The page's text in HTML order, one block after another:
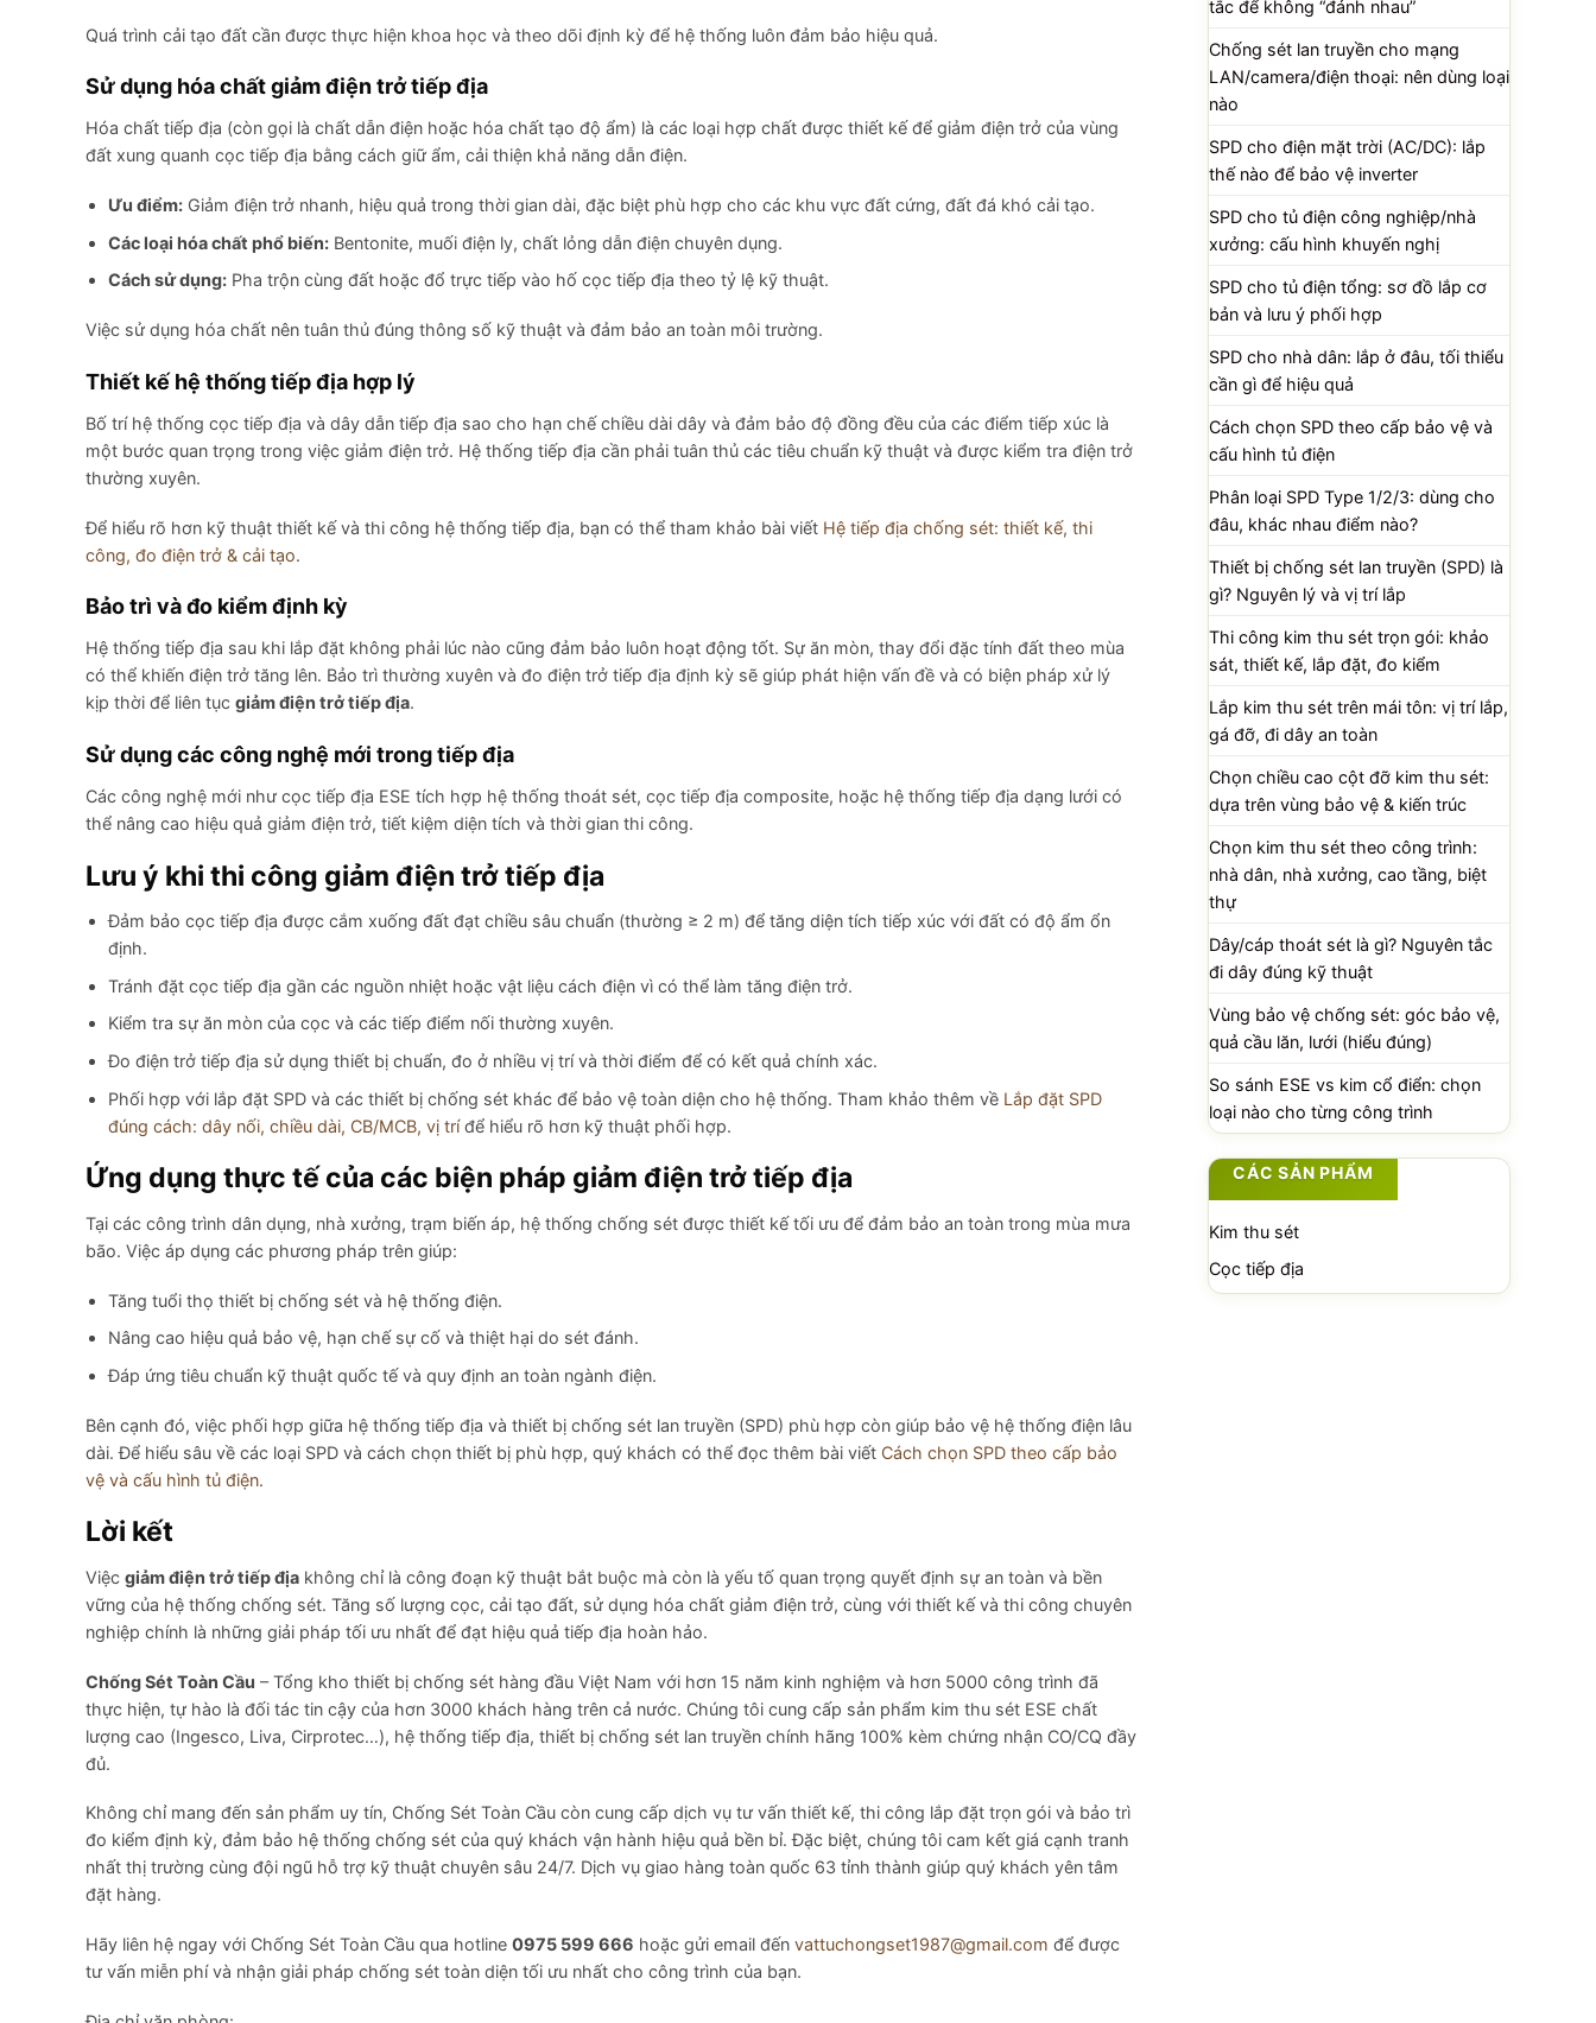
Quá trình cải tạo đất cần được thực hiện khoa học và theo dõi định kỳ để hệ thống luôn đảm bảo hiệu quả.
Sử dụng hóa chất giảm điện trở tiếp địa
Hóa chất tiếp địa (còn gọi là chất dẫn điện hoặc hóa chất tạo độ ẩm) là các loại hợp chất được thiết kế để giảm điện trở của vùng
đất xung quanh cọc tiếp địa bằng cách giữ ẩm, cải thiện khả năng dẫn điện.
Ưu điểm:Giảm điện trở nhanh, hiệu quả trong thời gian dài, đặc biệt phù hợp cho các khu vực đất cứng, đất đá khó cải tạo.
Các loại hóa chất phổ biến:Bentonite, muối điện ly, chất lỏng dẫn điện chuyên dụng.
Cách sử dụng:Pha trộn cùng đất hoặc đổ trực tiếp vào hố cọc tiếp địa theo tỷ lệ kỹ thuật.
Việc sử dụng hóa chất nên tuân thủ đúng thông số kỹ thuật và đảm bảo an toàn môi trường.
Thiết kế hệ thống tiếp địa hợp lý
Bố trí hệ thống cọc tiếp địa và dây dẫn tiếp địa sao cho hạn chế chiều dài dây và đảm bảo độ đồng đều của các điểm tiếp xúc là
một bước quan trọng trong việc giảm điện trở. Hệ thống tiếp địa cần phải tuân thủ các tiêu chuẩn kỹ thuật và được kiểm tra điện trở
thường xuyên.
Để hiểu rõ hơn kỹ thuật thiết kế và thi công hệ thống tiếp địa, bạn có thể tham khảo bài viết Hệ tiếp địa chống sét: thiết kế, thi
công, đo điện trở & cải tạo.
Bảo trì và đo kiểm định kỳ
Hệ thống tiếp địa sau khi lắp đặt không phải lúc nào cũng đảm bảo luôn hoạt động tốt. Sự ăn mòn, thay đổi đặc tính đất theo mùa
có thể khiến điện trở tăng lên. Bảo trì thường xuyên và đo điện trở tiếp địa định kỳ sẽ giúp phát hiện vấn đề và có biện pháp xử lý
kịp thời để liên tục giảm điện trở tiếp địa.
Sử dụng các công nghệ mới trong tiếp địa
Các công nghệ mới như cọc tiếp địa ESE tích hợp hệ thống thoát sét, cọc tiếp địa composite, hoặc hệ thống tiếp địa dạng lưới có
thể nâng cao hiệu quả giảm điện trở, tiết kiệm diện tích và thời gian thi công.
Lưu ý khi thi công giảm điện trở tiếp địa
Đảm bảo cọc tiếp địa được cắm xuống đất đạt chiều sâu chuẩn (thường ≥ 2 m) để tăng diện tích tiếp xúc với đất có độ ẩm ổn
định.
Tránh đặt cọc tiếp địa gần các nguồn nhiệt hoặc vật liệu cách điện vì có thể làm tăng điện trở.
Kiểm tra sự ăn mòn của cọc và các tiếp điểm nối thường xuyên.
Đo điện trở tiếp địa sử dụng thiết bị chuẩn, đo ở nhiều vị trí và thời điểm để có kết quả chính xác.
Phối hợp với lắp đặt SPD và các thiết bị chống sét khác để bảo vệ toàn diện cho hệ thống. Tham khảo thêm về Lắp đặt SPD
đúng cách: dây nối, chiều dài, CB/MCB, vị tríđể hiểu rõ hơn kỹ thuật phối hợp.
Ứng dụng thực tế của các biện pháp giảm điện trở tiếp địa
Tại các công trình dân dụng, nhà xưởng, trạm biến áp, hệ thống chống sét được thiết kế tối ưu để đảm bảo an toàn trong mùa mưa
bão. Việc áp dụng các phương pháp trên giúp:
Tăng tuổi thọ thiết bị chống sét và hệ thống điện.
Nâng cao hiệu quả bảo vệ, hạn chế sự cố và thiệt hại do sét đánh.
Đáp ứng tiêu chuẩn kỹ thuật quốc tế và quy định an toàn ngành điện.
Bên cạnh đó, việc phối hợp giữa hệ thống tiếp địa và thiết bị chống sét lan truyền (SPD) phù hợp còn giúp bảo vệ hệ thống điện lâu
dài. Để hiểu sâu về các loại SPD và cách chọn thiết bị phù hợp, quý khách có thể đọc thêm bài viết Cách chọn SPD theo cấp bảo
vệ và cấu hình tủ điện.
Lời kết
Việc giảm điện trở tiếp địa không chỉ là công đoạn kỹ thuật bắt buộc mà còn là yếu tố quan trọng quyết định sự an toàn và bền
vững của hệ thống chống sét. Tăng số lượng cọc, cải tạo đất, sử dụng hóa chất giảm điện trở, cùng với thiết kế và thi công chuyên
nghiệp chính là những giải pháp tối ưu nhất để đạt hiệu quả tiếp địa hoàn hảo.
Chống Sét Toàn Cầu – Tổng kho thiết bị chống sét hàng đầu Việt Nam với hơn 15 năm kinh nghiệm và hơn 5000 công trình đã
thực hiện, tự hào là đối tác tin cậy của hơn 3000 khách hàng trên cả nước. Chúng tôi cung cấp sản phẩm kim thu sét ESE chất
lượng cao (Ingesco, Liva, Cirprotec…), hệ thống tiếp địa, thiết bị chống sét lan truyền chính hãng 100% kèm chứng nhận CO/CQ đầy
đủ.
Không chỉ mang đến sản phẩm uy tín, Chống Sét Toàn Cầu còn cung cấp dịch vụ tư vấn thiết kế, thi công lắp đặt trọn gói và bảo trì
đo kiểm định kỳ, đảm bảo hệ thống chống sét của quý khách vận hành hiệu quả bền bỉ. Đặc biệt, chúng tôi cam kết giá cạnh tranh
nhất thị trường cùng đội ngũ hỗ trợ kỹ thuật chuyên sâu 24/7. Dịch vụ giao hàng toàn quốc 63 tỉnh thành giúp quý khách yên tâm
đặt hàng.
Hãy liên hệ ngay với Chống Sét Toàn Cầu qua hotline 0975 599 666 hoặc gửi email đến vattuchongset1987@gmail.com để được
tư vấn miễn phí và nhận giải pháp chống sét toàn diện tối ưu nhất cho công trình của bạn.
tắc để không “đánh nhau”
Chống sét lan truyền cho mạng
LAN/camera/điện thoại: nên dùng loại
nào
SPD cho điện mặt trời (AC/DC): lắp
thế nào để bảo vệ inverter
SPD cho tủ điện công nghiệp/nhà
xưởng: cấu hình khuyến nghị
SPD cho tủ điện tổng: sơ đồ lắp cơ
bản và lưu ý phối hợp
SPD cho nhà dân: lắp ở đâu, tối thiểu
cần gì để hiệu quả
Cách chọn SPD theo cấp bảo vệ và
cấu hình tủ điện
Phân loại SPD Type 1/2/3: dùng cho
đâu, khác nhau điểm nào?
Thiết bị chống sét lan truyền (SPD) là
gì? Nguyên lý và vị trí lắp
Thi công kim thu sét trọn gói: khảo
sát, thiết kế, lắp đặt, đo kiểm
Lắp kim thu sét trên mái tôn: vị trí lắp,
gá đỡ, đi dây an toàn
Chọn chiều cao cột đỡ kim thu sét:
dựa trên vùng bảo vệ & kiến trúc
Chọn kim thu sét theo công trình:
nhà dân, nhà xưởng, cao tầng, biệt
thự
Dây/cáp thoát sét là gì? Nguyên tắc
đi dây đúng kỹ thuật
Vùng bảo vệ chống sét: góc bảo vệ,
quả cầu lăn, lưới (hiểu đúng)
So sánh ESE vs kim cổ điển: chọn
loại nào cho từng công trình
CÁC SẢN PHẨM
Kim thu sét
Cọc tiếp địa